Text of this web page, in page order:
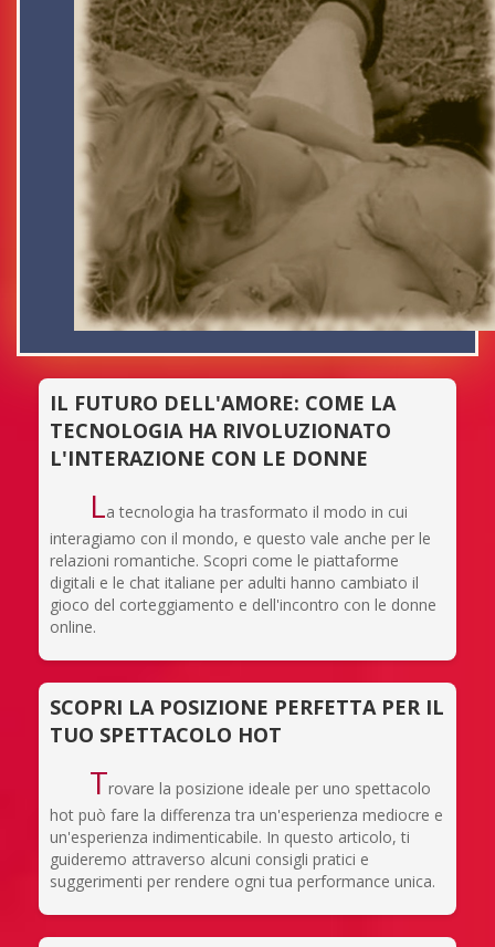
IL FUTURO DELL'AMORE: COME LA
TECNOLOGIA HA RIVOLUZIONATO
L'INTERAZIONE CON LE DONNE
La tecnologia ha trasformato il modo in cui
interagiamo con il mondo, e questo vale anche per le
relazioni romantiche. Scopri come le piattaforme
digitali e le chat italiane per adulti hanno cambiato il
gioco del corteggiamento e dell'incontro con le donne
online.
SCOPRI LA POSIZIONE PERFETTA PER IL
TUO SPETTACOLO HOT
Trovare la posizione ideale per uno spettacolo
hot può fare la differenza tra un'esperienza mediocre e
un'esperienza indimenticabile. In questo articolo, ti
guideremo attraverso alcuni consigli pratici e
suggerimenti per rendere ogni tua performance unica.